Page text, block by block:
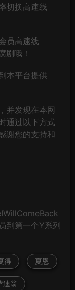
切换高速线
员高速线
剧哦！
本平台提供
并发现在本网
通过以下方式
谢您的支持和
到第一个Y系列
得 夏恩
迪翁